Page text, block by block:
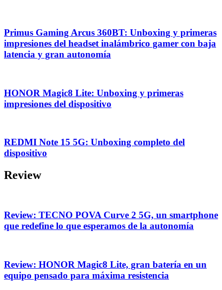
Primus Gaming Arcus 360BT: Unboxing y primeras
impresiones del headset inalámbrico gamer con baja
latencia y gran autonomía
HONOR Magic8 Lite: Unboxing y primeras
impresiones del dispositivo
REDMI Note 15 5G: Unboxing completo del
dispositivo
Review
Review: TECNO POVA Curve 2 5G, un smartphone
que redefine lo que esperamos de la autonomía
Review: HONOR Magic8 Lite, gran batería en un
equipo pensado para máxima resistencia